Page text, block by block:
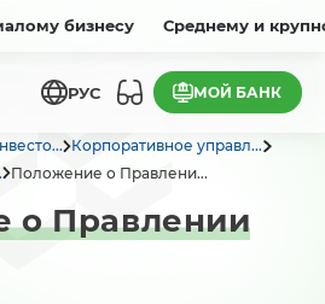
бизнесу Среднему и
РУС МОЙ БАНК
Корпоративное управл...
Положение о Правлени...
о Правлении